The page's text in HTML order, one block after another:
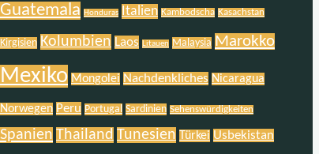
Guatemala Honduras Italien Kambodscha Kasachstan
Kirgisien Kolumbien Laos Litauen Malaysia Marokko
Mexiko Mongolei Nachdenkliches Nicaragua
Norwegen Peru Portugal Sardinien Sehenswürdigkeiten
Spanien Thailand Tunesien Türkei Usbekistan